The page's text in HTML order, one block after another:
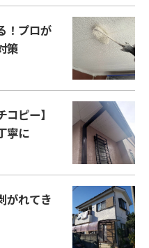
！プロが
策
ピー】
寧に
がれてき